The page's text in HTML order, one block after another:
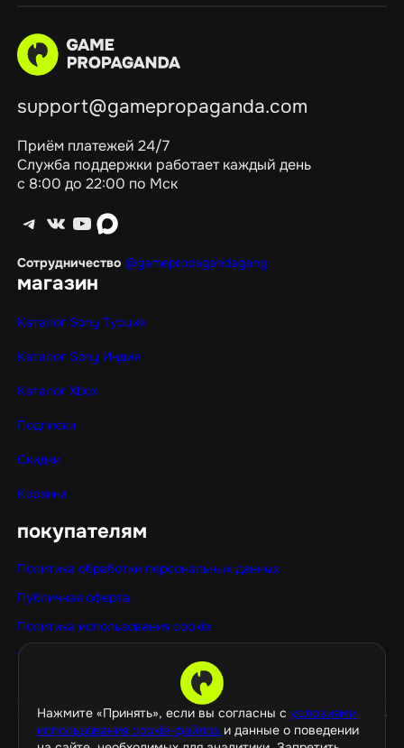
Нажмите «Принять», если вы согласны с условиями
использования cookie-файлов и данные о поведении
support@gamepropaganda.com
Приём платежей 24/7
Служба поддержки работает каждый день
с 8:00 до 22:00 по Мск
Telegram ВКонтакте YouTube max
Сотрудничество @gamepropagandagang
магазин
Каталог Sony Турция
Каталог Sony Индия
Каталог Xbox
Подписки
Скидки
Корзина
покупателям
Политика обработки персональных данных
Публичная оферта
Политика использования cookie
Оптовые покупки